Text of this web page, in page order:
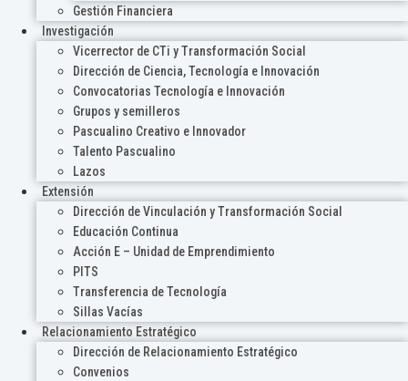
Gestión Financiera
Investigación
Vicerrector de CTi y Transformación Social
Dirección de Ciencia, Tecnología e Innovación
Convocatorias Tecnología e Innovación
Grupos y semilleros
Pascualino Creativo e Innovador
Talento Pascualino
Lazos
Extensión
Dirección de Vinculación y Transformación Social
Educación Continua
Acción E – Unidad de Emprendimiento
PITS
Transferencia de Tecnología
Sillas Vacías
Relacionamiento Estratégico
Dirección de Relacionamiento Estratégico
Convenios